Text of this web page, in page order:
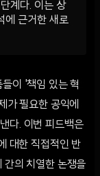
계다. 이는 상
에 근거한 새로
이 '책임 있는 혁
가 필요한 공익에
다. 이번 피드백은
대한 직접적인 반
간의 치열한 논쟁을